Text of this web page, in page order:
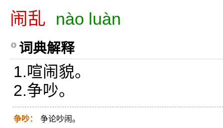
闹乱 nào luàn
词典解释
1.喧闹貌。
2.争吵。
争吵： 争论吵闹。